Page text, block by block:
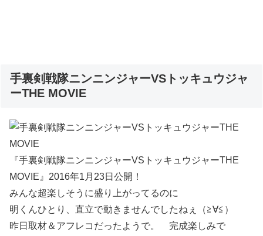
手裏剣戦隊ニンニンジャーVSトッキュウジャ
ーTHE MOVIE
『手裏剣戦隊ニンニンジャーVSトッキュウジャーTHE
MOVIE』2016年1月23日公開！
みんな超楽しそうに盛り上がってるのに
明くんひとり、直立で動きませんでしたねぇ（≧∀≦）
昨日取材＆アフレコだったようで。 完成楽しみで